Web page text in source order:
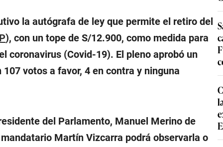
la autógrafa de ley que permite el retiro del
), con un tope de S/12.900, como medida para
coronavirus (Covid-19). El pleno aprobó un
votos a favor, 4 en contra y ninguna
del Parlamento, Manuel Merino de
Martín Vizcarra podrá observarla o